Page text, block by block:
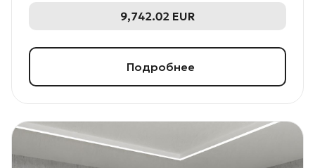
9,742.02 EUR
Подробнее